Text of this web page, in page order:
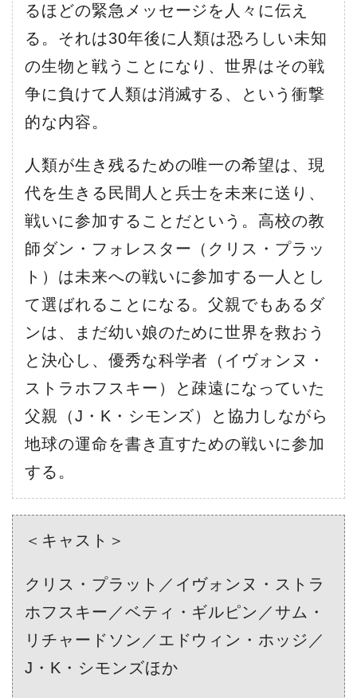
るほどの緊急メッセージを人々に伝え
る。それは30年後に人類は恐ろしい未知
の生物と戦うことになり、世界はその戦
争に負けて人類は消滅する、という衝撃
的な内容。
人類が生き残るための唯一の希望は、現
代を生きる民間人と兵士を未来に送り、
戦いに参加することだという。高校の教
師ダン・フォレスター（クリス・プラッ
ト）は未来への戦いに参加する一人とし
て選ばれることになる。父親でもあるダ
ンは、まだ幼い娘のために世界を救おう
と決心し、優秀な科学者（イヴォンヌ・
ストラホフスキー）と疎遠になっていた
父親（J・K・シモンズ）と協力しながら
地球の運命を書き直すための戦いに参加
する。
＜キャスト＞
クリス・プラット／イヴォンヌ・ストラ
ホフスキー／ベティ・ギルピン／サム・
リチャードソン／エドウィン・ホッジ／
J・K・シモンズほか